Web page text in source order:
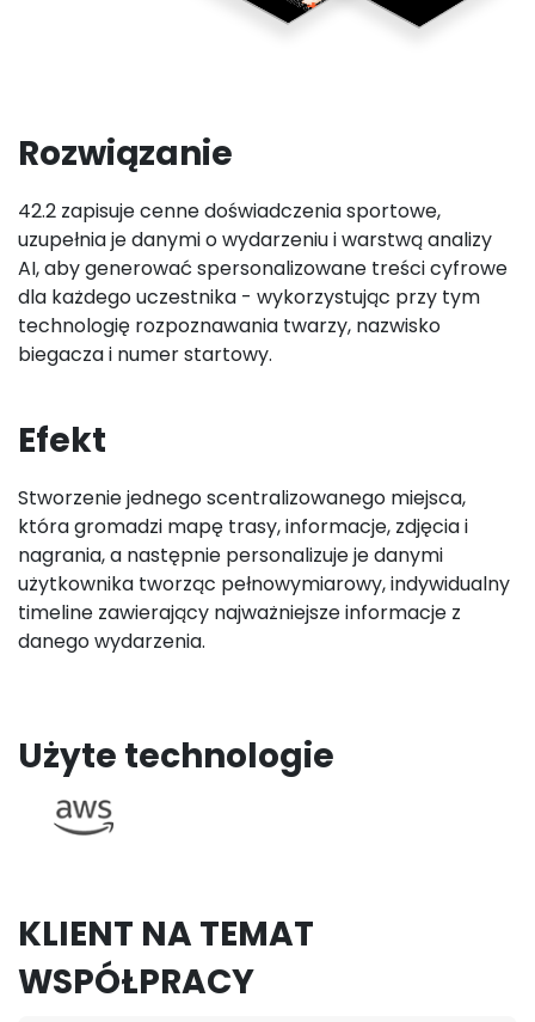
Rozwiązanie
42.2 zapisuje cenne doświadczenia sportowe,
uzupełnia je danymi o wydarzeniu i warstwą analizy
AI, aby generować spersonalizowane treści cyfrowe
dla każdego uczestnika - wykorzystując przy tym
technologię rozpoznawania twarzy, nazwisko
biegacza i numer startowy.
Efekt
Stworzenie jednego scentralizowanego miejsca,
która gromadzi mapę trasy, informacje, zdjęcia i
nagrania, a następnie personalizuje je danymi
użytkownika tworząc pełnowymiarowy, indywidualny
timeline zawierający najważniejsze informacje z
danego wydarzenia.
Użyte technologie
KLIENT NA TEMAT
WSPÓŁPRACY